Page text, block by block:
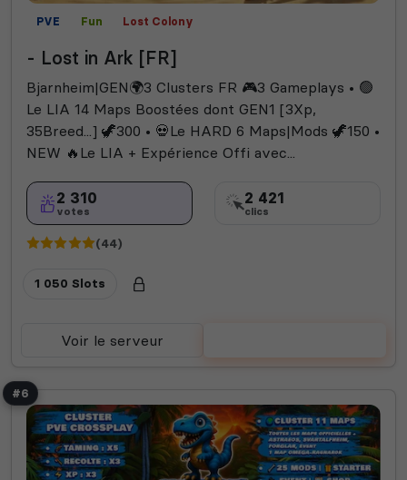
PVE Fun Lost Colony
- Lost in Ark [FR]
Bjarnheim|GEN🌍3 Clusters FR 🎮3 Gameplays • 🟢
Le LIA 14 Maps Boostées dont GEN1 [3Xp,
35Breed...] 🦖300 • 💀Le HARD 6 Maps|Mods 🦖150 •
NEW 🔥Le LIA + Expérience Offi avec...
2 310
votes
2 421
clics
(44)
1 050 Slots
Voir le serveur
#6